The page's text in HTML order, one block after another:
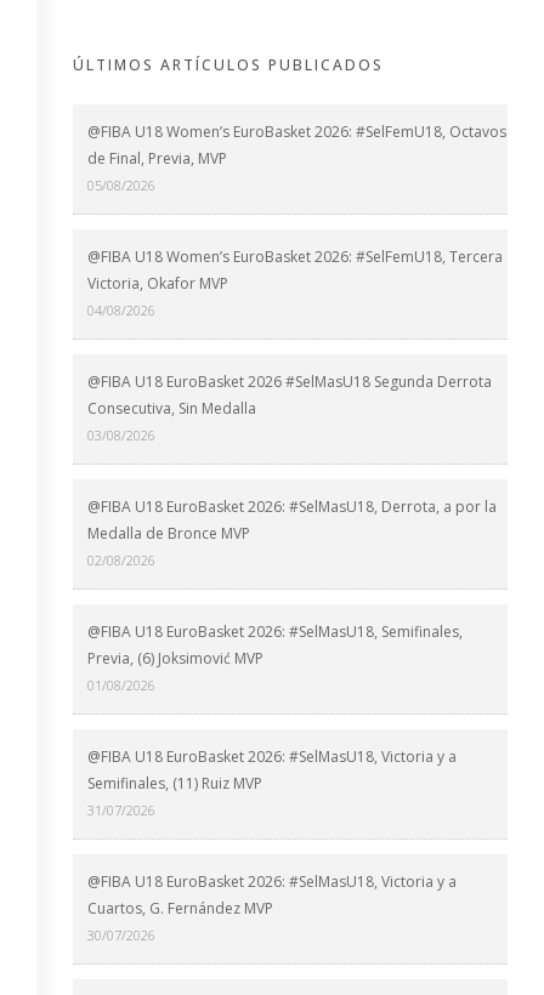
ÚLTIMOS ARTÍCULOS PUBLICADOS
@FIBA U18 Women’s EuroBasket 2026: #SelFemU18, Octavos
de Final, Previa, MVP
05/08/2026
@FIBA U18 Women’s EuroBasket 2026: #SelFemU18, Tercera
Victoria, Okafor MVP
04/08/2026
@FIBA U18 EuroBasket 2026 #SelMasU18 Segunda Derrota
Consecutiva, Sin Medalla
03/08/2026
@FIBA U18 EuroBasket 2026: #SelMasU18, Derrota, a por la
Medalla de Bronce MVP
02/08/2026
@FIBA U18 EuroBasket 2026: #SelMasU18, Semifinales,
Previa, (6) Joksimović MVP
01/08/2026
@FIBA U18 EuroBasket 2026: #SelMasU18, Victoria y a
Semifinales, (11) Ruiz MVP
31/07/2026
@FIBA U18 EuroBasket 2026: #SelMasU18, Victoria y a
Cuartos, G. Fernández MVP
30/07/2026